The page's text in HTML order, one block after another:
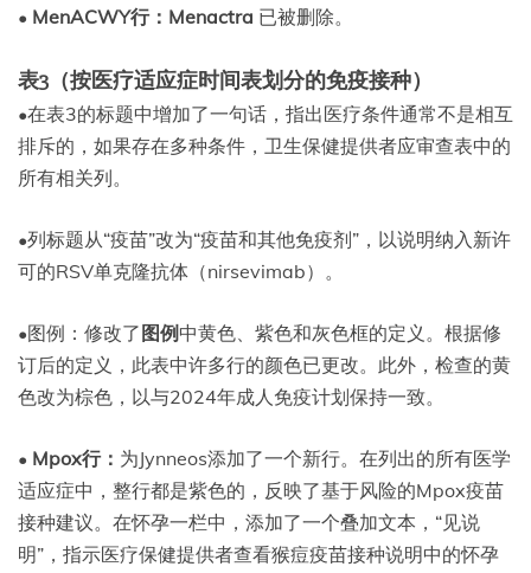
• MenACWY行：Menactra 已被删除。
表3（按医疗适应症时间表划分的免疫接种）
•在表3的标题中增加了一句话，指出医疗条件通常不是相互
排斥的，如果存在多种条件，卫生保健提供者应审查表中的
所有相关列。
•列标题从“疫苗”改为“疫苗和其他免疫剂”，以说明纳入新许
可的RSV单克隆抗体（nirsevimab）。
•图例：修改了 图例 中黄色、紫色和灰色框的定义。根据修
订后的定义，此表中许多行的颜色已更改。此外，检查的黄
色改为棕色，以与2024年成人免疫计划保持一致。
• Mpox行： 为Jynneos添加了一个新行。在列出的所有医学
适应症中，整行都是紫色的，反映了基于风险的Mpox疫苗
接种建议。在怀孕一栏中，添加了一个叠加文本，“见说
明”，指示医疗保健提供者查看猴痘疫苗接种说明中的怀孕